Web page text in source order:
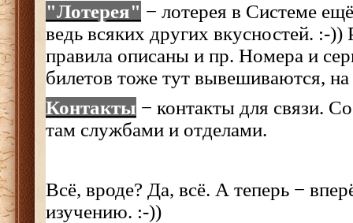
"Лотерея" − лотерея в Системе
ведь всяких других вкусностей. :-))
правила описаны и пр. Номера и
билетов тоже тут вывешиваются, на
Контакты − контакты для связи.
там службами и отделами.
Всё, вроде? Да, всё. А теперь −
изучению. :-))